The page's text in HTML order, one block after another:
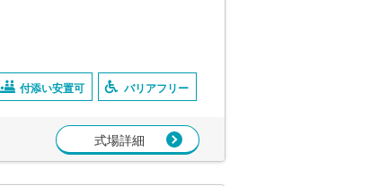
付添い安置可 バリアフリー
式場詳細